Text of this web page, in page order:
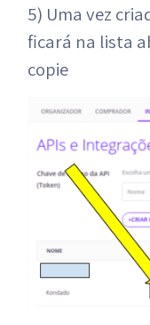
5) Uma vez
ficará na lista
copie